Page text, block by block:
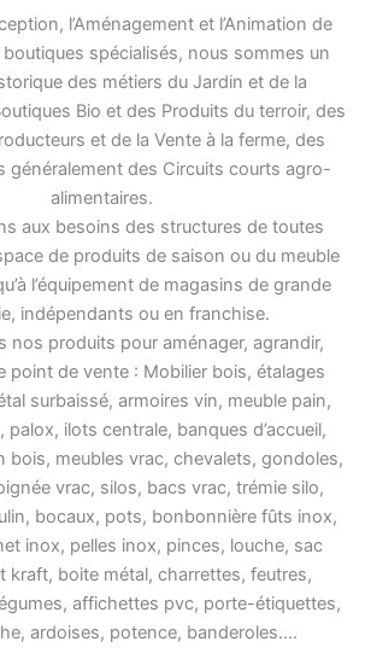
l’Aménagement et l’Animation de
spécialisés, nous sommes un
des métiers du Jardin et de la
Bio et des Produits du terroir, des
et de la Vente à la ferme, des
généralement des Circuits courts agro-
alimentaires.
aux besoins des structures de toutes
de produits de saison ou du meuble
l’équipement de magasins de grande
indépendants ou en franchise.
nos produits pour aménager, agrandir,
point de vente : Mobilier bois, étalages
surbaissé, armoires vin, meuble pain,
ilots centrale, banques d’accueil,
bois, meubles vrac, chevalets, gondoles,
vrac, silos, bacs vrac, trémie silo,
bocaux, pots, bonbonnière fûts inox,
inox, pelles inox, pinces, louche, sac
kraft, boite métal, charrettes, feutres,
affichettes pvc, porte-étiquettes,
ardoises, potence, banderoles….